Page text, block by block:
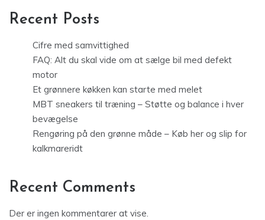
Recent Posts
Cifre med samvittighed
FAQ: Alt du skal vide om at sælge bil med defekt
motor
Et grønnere køkken kan starte med melet
MBT sneakers til træning – Støtte og balance i hver
bevægelse
Rengøring på den grønne måde – Køb her og slip for
kalkmareridt
Recent Comments
Der er ingen kommentarer at vise.